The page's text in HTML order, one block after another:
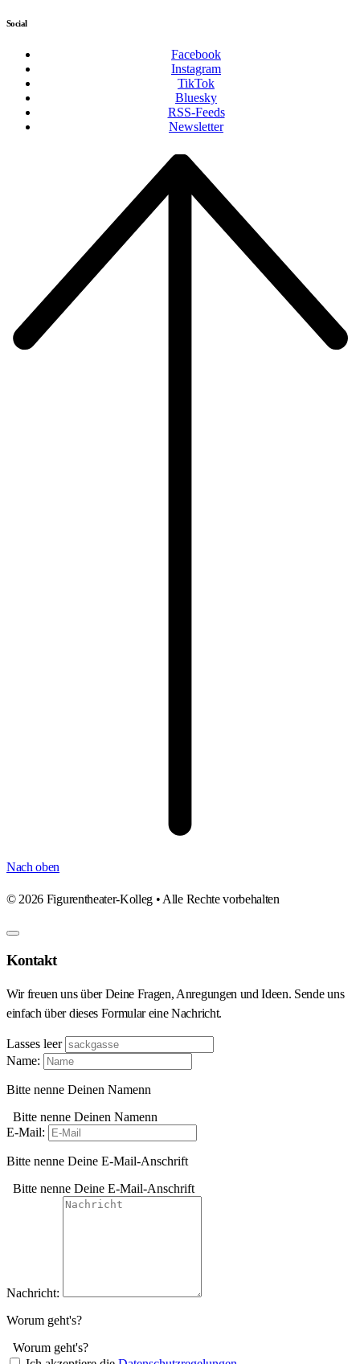
Social
Facebook
Instagram
TikTok
Bluesky
RSS-Feeds
Newsletter
Nach oben
© 2026 Figurentheater-Kolleg • Alle Rechte vorbehalten
Kontakt
Wir freuen uns über Deine Fragen, Anregungen und Ideen. Sende uns
einfach über dieses Formular eine Nachricht.
Lasses leer
Name:
Bitte nenne Deinen Namenn
Bitte nenne Deinen Namenn
E-Mail:
Bitte nenne Deine E-Mail-Anschrift
Bitte nenne Deine E-Mail-Anschrift
Nachricht:
Worum geht's?
Worum geht's?